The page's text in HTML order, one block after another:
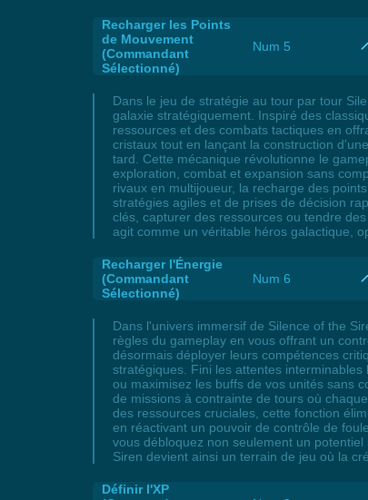
Recharger les Points
de Mouvement
(Commandant
Sélectionné)
Num 5
Dans le jeu de stratégie au tour par tour
galaxie stratégiquement. Inspiré des
ressources et des combats tactiques en
cristaux tout en lançant la construction
tard. Cette mécanique révolutionne le
exploration, combat et expansion sans
rivaux en multijoueur, la recharge des
stratégies agiles et de prises de décision
clés, capturer des ressources ou tendre
agit comme un véritable héros galactique,
Recharger l'Énergie
(Commandant
Sélectionné)
Num 6
Dans l'univers immersif de Silence of the
règles du gameplay en vous offrant un
désormais déployer leurs compétences
stratégiques. Fini les attentes
ou maximisez les buffs de vos unités sans
de missions à contrainte de tours où
des ressources cruciales, cette fonction
en réactivant un pouvoir de contrôle de
vous débloquez non seulement un
Siren devient ainsi un terrain de jeu où la
Définir l'XP